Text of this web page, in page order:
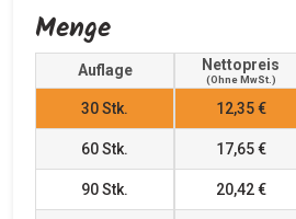
Menge
Auflage Nettopreis
(ohne MwSt.)
30Stk. 12,35 €
60Stk. 17,65 €
90Stk. 20,42 €